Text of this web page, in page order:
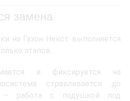
замена
на Газон Некст выполняется
этапов:
и фиксируется на
стравливается до
— работа с подушкой под